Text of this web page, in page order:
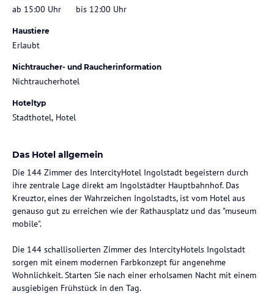
ab 15:00 Uhr bis 12:00 Uhr
Haustiere
Erlaubt
Nichtraucher- und Raucherinformation
Nichtraucherhotel
Hoteltyp
Stadthotel, Hotel
Das Hotel allgemein
Die 144 Zimmer des IntercityHotel Ingolstadt begeistern durch
ihre zentrale Lage direkt am Ingolstädter Hauptbahnhof. Das
Kreuztor, eines der Wahrzeichen Ingolstadts, ist vom Hotel aus
genauso gut zu erreichen wie der Rathausplatz und das "museum
mobile".
Die 144 schallisolierten Zimmer des IntercityHotels Ingolstadt
sorgen mit einem modernen Farbkonzept für angenehme
Wohnlichkeit. Starten Sie nach einer erholsamen Nacht mit einem
ausgiebigen Frühstück in den Tag.